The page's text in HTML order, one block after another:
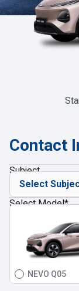
Contact
Subject
Select Model*
NEVO Q05